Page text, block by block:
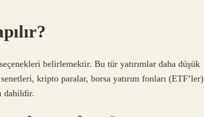
belirlemektir. Bu tür yatırımlar daha düşük
kripto paralar, borsa yatırım fonları (ETF’ler)
dahildir.